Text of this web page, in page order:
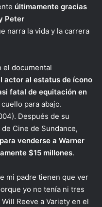
últimamente gracias
Peter
narra la vida y la carrera
el documental
actor al estatus de ícono
fatal de equitación en
para abajo.
Después de su
Cine de Sundance,
venderse a Warner
$15 millones.
mi padre tienen que ver
yo no tenía ni tres
Reeve a Variety en el